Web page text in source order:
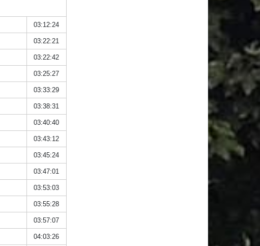
03:12:24
03:22:21
03:22:42
03:25:27
03:33:29
03:38:31
03:40:40
03:43:12
03:45:24
03:47:01
03:53:03
03:55:28
03:57:07
04:03:26